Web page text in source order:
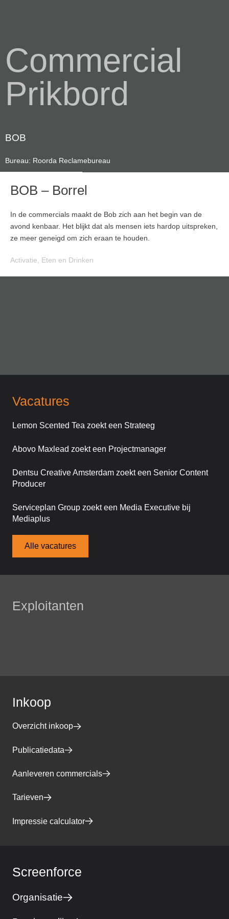
Commercial
Prikbord
BOB
Bureau: Roorda Reclamebureau
BOB – Borrel
In de commercials maakt de Bob zich aan het begin van de
avond kenbaar. Het blijkt dat als mensen iets hardop uitspreken,
ze meer geneigd om zich eraan te houden.
Activatie Eten en Drinken
Vacatures
Lemon Scented Tea zoekt een Strateeg
Abovo Maxlead zoekt een Projectmanager
Dentsu Creative Amsterdam zoekt een Senior Content
Producer
Serviceplan Group zoekt een Media Executive bij
Mediaplus
Alle vacatures
Exploitanten
Inkoop
Overzicht inkoop
Publicatiedata
Aanleveren commercials
Tarieven
Impressie calculator
Screenforce
Organisatie